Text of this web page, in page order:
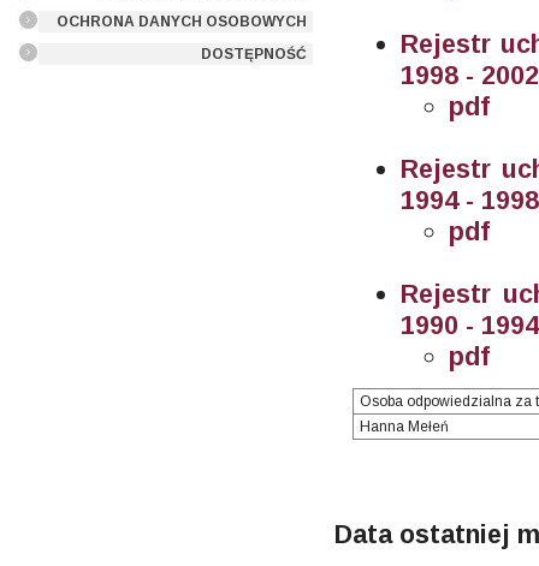
OCHRONA DANYCH OSOBOWYCH
DOSTĘPNOŚĆ
Rejestr
1998 - 2002
pdf
Rejestr
1994 - 1998
pdf
Rejestr
1990 - 1994
pdf
Osoba odpowiedzialna za
Hanna Mełeń
Data ostatniej